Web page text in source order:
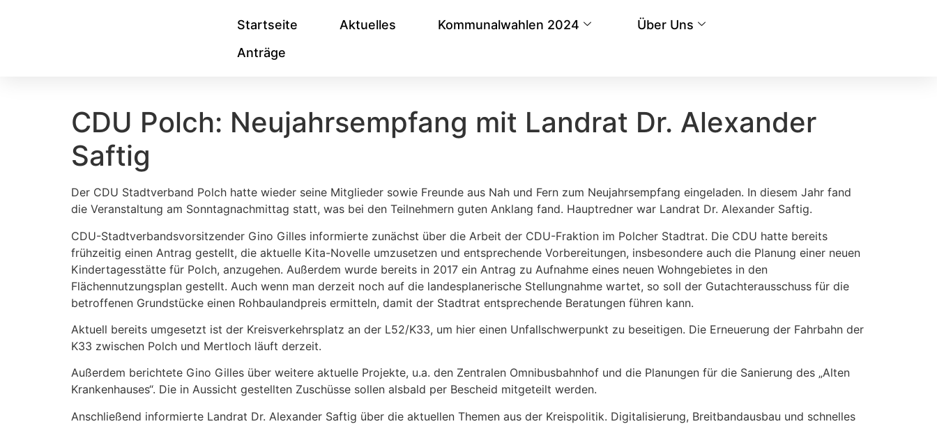
Startseite Aktuelles Kommunalwahlen 2024
Über Uns
Anträge
CDU Polch: Neujahrsempfang mit Landrat Dr. Alexander
Saftig
Der CDU Stadtverband Polch hatte wieder seine Mitglieder sowie Freunde aus Nah und Fern zum Neujahrsempfang eingeladen. In diesem Jahr fand
die Veranstaltung am Sonntagnachmittag statt, was bei den Teilnehmern guten Anklang fand. Hauptredner war Landrat Dr. Alexander Saftig.
CDU-Stadtverbandsvorsitzender Gino Gilles informierte zunächst über die Arbeit der CDU-Fraktion im Polcher Stadtrat. Die CDU hatte bereits
frühzeitig einen Antrag gestellt, die aktuelle Kita-Novelle umzusetzen und entsprechende Vorbereitungen, insbesondere auch die Planung einer neuen
Kindertagesstätte für Polch, anzugehen. Außerdem wurde bereits in 2017 ein Antrag zu Aufnahme eines neuen Wohngebietes in den
Flächennutzungsplan gestellt. Auch wenn man derzeit noch auf die landesplanerische Stellungnahme wartet, so soll der Gutachterausschuss für die
betroffenen Grundstücke einen Rohbaulandpreis ermitteln, damit der Stadtrat entsprechende Beratungen führen kann.
Aktuell bereits umgesetzt ist der Kreisverkehrsplatz an der L52/K33, um hier einen Unfallschwerpunkt zu beseitigen. Die Erneuerung der Fahrbahn der
K33 zwischen Polch und Mertloch läuft derzeit.
Außerdem berichtete Gino Gilles über weitere aktuelle Projekte, u.a. den Zentralen Omnibusbahnhof und die Planungen für die Sanierung des „Alten
Krankenhauses“. Die in Aussicht gestellten Zuschüsse sollen alsbald per Bescheid mitgeteilt werden.
Anschließend informierte Landrat Dr. Alexander Saftig über die aktuellen Themen aus der Kreispolitik. Digitalisierung, Breitbandausbau und schnelles